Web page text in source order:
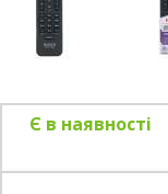
Є в наявності